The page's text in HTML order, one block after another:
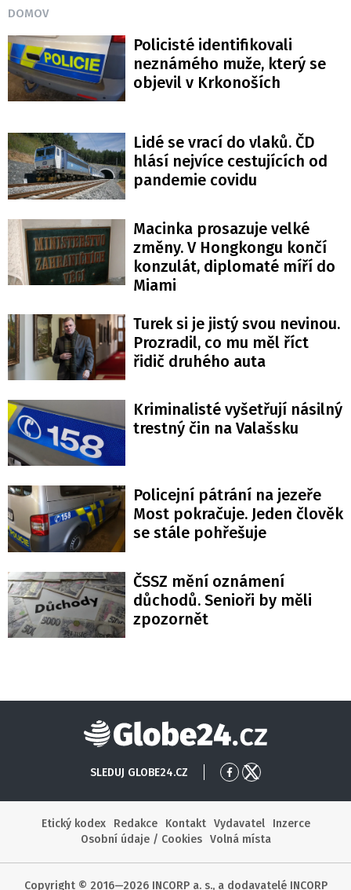
DOMOV
Policisté identifikovali
neznámého muže, který se
objevil v Krkonoších
Lidé se vrací do vlaků. ČD
hlásí nejvíce cestujících od
pandemie covidu
Macinka prosazuje velké
změny. V Hongkongu končí
konzulát, diplomaté míří do
Miami
Turek si je jistý svou nevinou.
Prozradil, co mu měl říct
řidič druhého auta
Kriminalisté vyšetřují násilný
trestný čin na Valašsku
Policejní pátrání na jezeře
Most pokračuje. Jeden člověk
se stále pohřešuje
ČSSZ mění oznámení
důchodů. Senioři by měli
zpozornět
Globe24
SLEDUJ GLOBE24.CZ
PřejítPřejít
Etický kodex
Redakce Kontakt Vydavatel
Inzerce
Osobní údaje / Cookies
Volná místa
Copyright © 2016—2026 INCORP a. s., a dodavatelé INCORP